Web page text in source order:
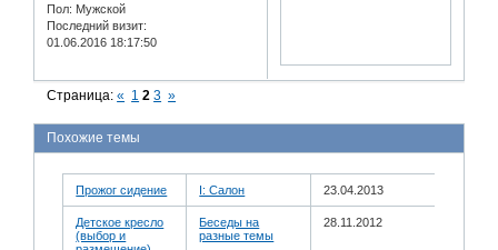
Пол: Мужской
Последний визит:
01.06.2016 18:17:50
Страница:« 1 2 3 »
Похожие темы
Прожог сидение I: Салон 23.04.2013
Детское кресло
(выбор и
Беседы на
разные темы
28.11.2012